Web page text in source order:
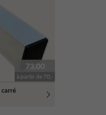
73,00
à partir de 70,-
carré